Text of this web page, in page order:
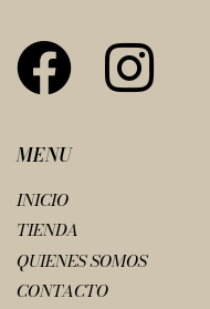
MENU
INICIO
TIENDA
QUIENES SOMOS
CONTACTO